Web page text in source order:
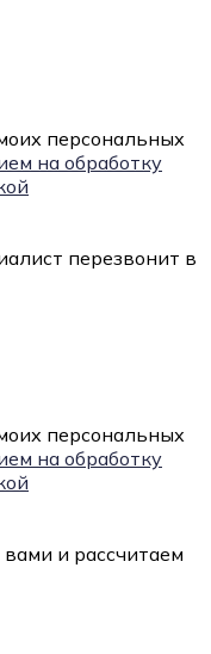
персональных
на обработку
перезвонит в
персональных
на обработку
и рассчитаем